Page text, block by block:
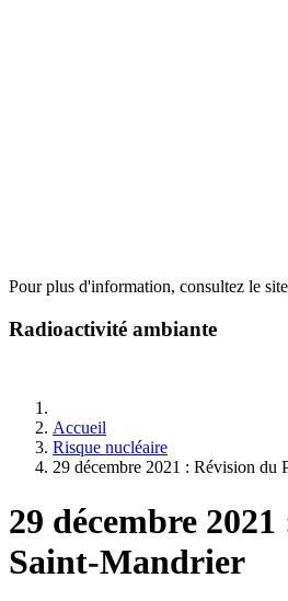
Pour plus d'information, consultez le site
Radioactivité ambiante
Accueil
Risque nucléaire
29 décembre 2021 : Révision du
29 décembre
Saint-Mandrier